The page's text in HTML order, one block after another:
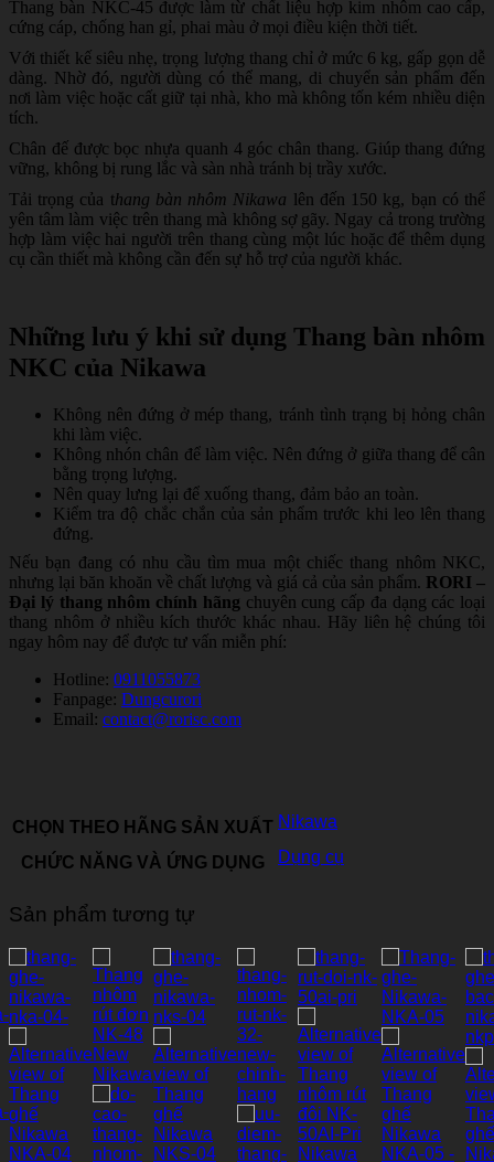
Thang bàn NKC-45 được làm từ chất liệu hợp kim nhôm cao cấp,
cứng cáp, chống han gỉ, phai màu ở mọi điều kiện thời tiết.
Với thiết kế siêu nhẹ, trọng lượng thang chỉ ở mức 6 kg, gấp gọn dễ
dàng. Nhờ đó, người dùng có thể mang, di chuyển sản phẩm đến
nơi làm việc hoặc cất giữ tại nhà, kho mà không tốn kém nhiều diện
tích.
Chân đế được bọc nhựa quanh 4 góc chân thang. Giúp thang đứng
vững, không bị rung lắc và sàn nhà tránh bị trầy xước.
Tải trọng của thang bàn nhôm Nikawa lên đến 150 kg, bạn có thể
yên tâm làm việc trên thang mà không sợ gãy. Ngay cả trong trường
hợp làm việc hai người trên thang cùng một lúc hoặc để thêm dụng
cụ cần thiết mà không cần đến sự hỗ trợ của người khác.
Những lưu ý khi sử dụng Thang bàn nhôm
NKC của Nikawa
Không nên đứng ở mép thang, tránh tình trạng bị hỏng chân
khi làm việc.
Không nhón chân để làm việc. Nên đứng ở giữa thang để cân
bằng trọng lượng.
Nên quay lưng lại để xuống thang, đảm bảo an toàn.
Kiểm tra độ chắc chắn của sản phẩm trước khi leo lên thang
đứng.
Nếu bạn đang có nhu cầu tìm mua một chiếc thang nhôm NKC,
nhưng lại băn khoăn về chất lượng và giá cả của sản phẩm. RORI –
Đại lý thang nhôm chính hãng chuyên cung cấp đa dạng các loại
thang nhôm ở nhiều kích thước khác nhau. Hãy liên hệ chúng tôi
ngay hôm nay để được tư vấn miễn phí:
Hotline: 0911055873
Fanpage: Dungcurori
Email: contact@rorisc.com
CHỌN THEO HÃNG SẢN XUẤT Nikawa
CHỨC NĂNG VÀ ỨNG DỤNG Dụng cụ
Sản phẩm tương tự